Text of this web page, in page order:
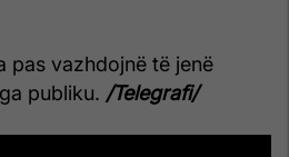
pas vazhdojnë të jenë
publiku. /Telegrafi/